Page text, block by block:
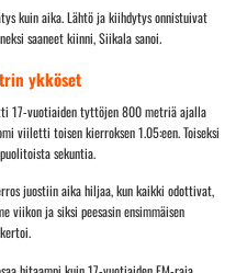
kuin aika. Lähtö ja kiihdytys onnistuivat
saaneet kiinni, Siikala sanoi.
ykköset
17-vuotiaiden tyttöjen 800 metriä ajalla
viiletti toisen kierroksen 1.05:een. Toiseksi
sekuntia.
juostiin aika hiljaa, kun kaikki odottivat,
viikon ja siksi peesasin ensimmäisen